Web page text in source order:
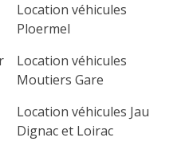
Location véhicules
Ploermel
Location véhicules
Moutiers Gare
Location véhicules Jau
Dignac et Loirac